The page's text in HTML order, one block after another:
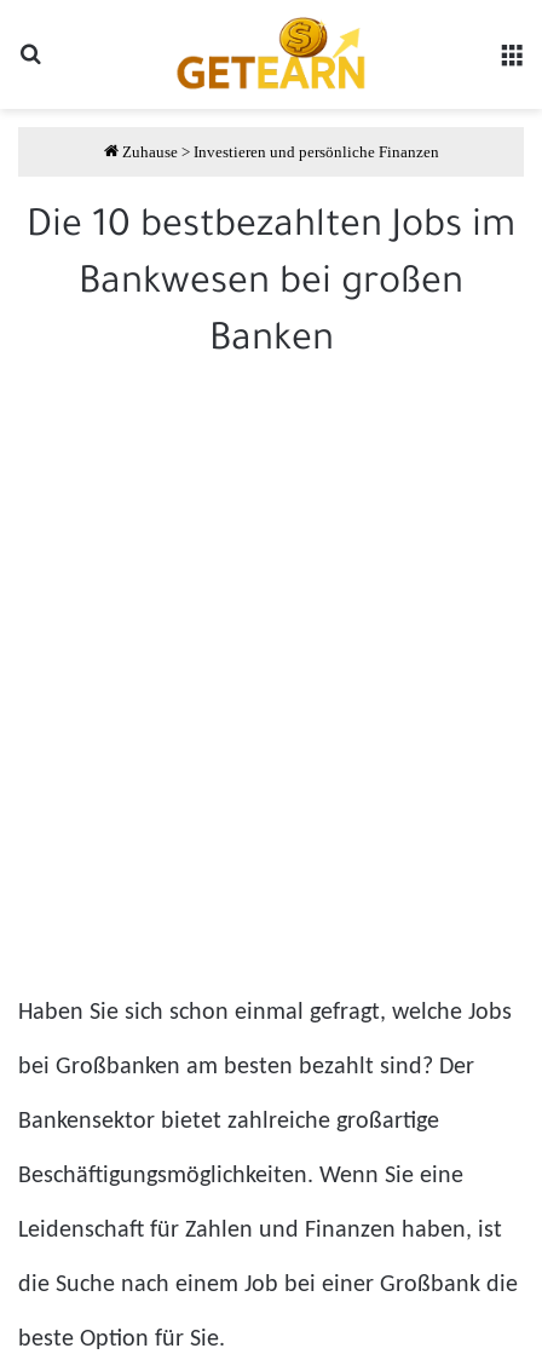
Zuhause > Investieren und persönliche Finanzen
Die 10 bestbezahlten Jobs im
Bankwesen bei großen
Banken
Haben Sie sich schon einmal gefragt, welche Jobs
bei Großbanken am besten bezahlt sind? Der
Bankensektor bietet zahlreiche großartige
Beschäftigungsmöglichkeiten. Wenn Sie eine
Leidenschaft für Zahlen und Finanzen haben, ist
die Suche nach einem Job bei einer Großbank die
beste Option für Sie.